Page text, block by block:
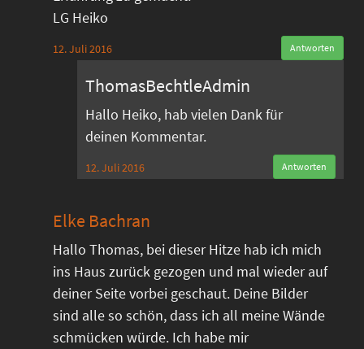
LG Heiko
12. Juli 2016 Antworten
ThomasBechtleAdmin
Hallo Heiko, hab vielen Dank für
deinen Kommentar.
12. Juli 2016 Antworten
Elke Bachran
Hallo Thomas, bei dieser Hitze hab ich mich
ins Haus zurück gezogen und mal wieder auf
deiner Seite vorbei geschaut. Deine Bilder
sind alle so schön, dass ich all meine Wände
schmücken würde. Ich habe mir